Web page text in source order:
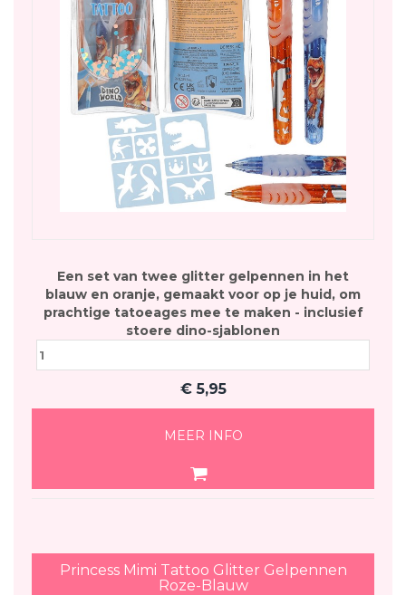
Een set van twee glitter gelpennen in het
blauw en oranje, gemaakt voor op je huid, om
prachtige tatoeages mee te maken - inclusief
stoere dino-sjablonen
€5,95
MEER INFO
Princess Mimi Tattoo Glitter Gelpennen
Roze-Blauw